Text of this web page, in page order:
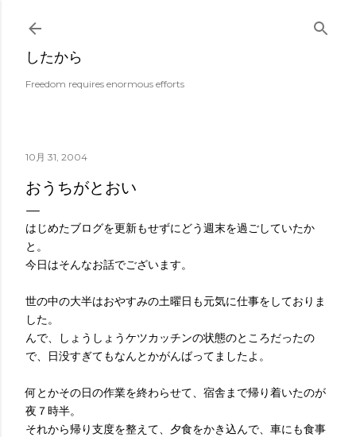
スキップしてメイン コンテンツに移動
したから
Freedom requires enormous efforts
10月 31, 2004
おうちがとおい
はじめたブログを更新もせずにどう週末を過ごしていたか
と。
今日はそんなお話でございます。
世の中の大半はおやすみの土曜日も元気に仕事をしておりま
した。
んで、しょうしょうケツカッチンの状態のところだったの
で、日没すぎてもなんとかがんばってましたよ。
何とかその日の作業を終わらせて、宿舎まで帰り着いたのが
夜７時半。
それから帰り支度を整えて、夕食をかき込んで、車にも食事